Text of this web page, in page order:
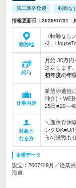
第二新卒歓迎 転勤なし
情報更新日：2026/07/31
勤務地
《転勤なし
‐2
給与
月給 30万円
決定します
初年度の年
仕事内容
希望や適性
仲介)・
25日■20～
対象と
なる方
＼産休育休
ンクOK■U/I
らの挑戦も
企業データ
設立：2007年9月／従業
海道